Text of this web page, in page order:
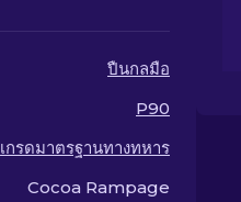
ปืนกลมือ
P90
เกรดมาตรฐานทางทหาร
Cocoa Rampage